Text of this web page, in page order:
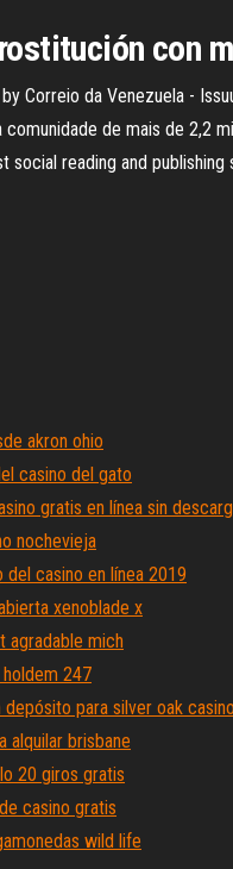
con
Correio da Venezuela -
comunidade de mais de 2,2
social reading and publishing
akron ohio
casino del gato
gratis en línea sin
nochevieja
casino en línea 2019
xenoblade x
agradable mich
247
para silver oak
alquilar brisbane
20 giros gratis
casino gratis
wild life